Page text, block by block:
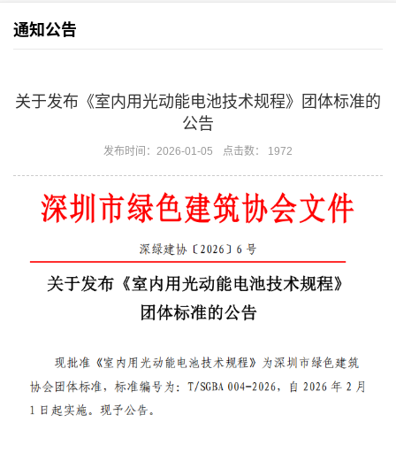
通知公告
关于发布《室内用光动能电池技术规程》团体标准的
公告
发布时间：2026-01-05 点击数： 1972